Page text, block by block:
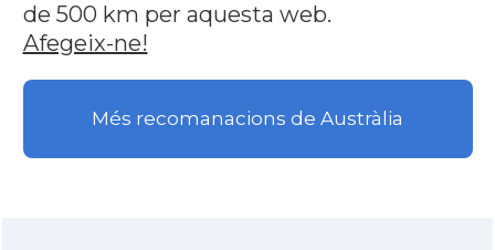
de 500 km per aquesta web.
Afegeix-ne!
Més recomanacions de Austràlia